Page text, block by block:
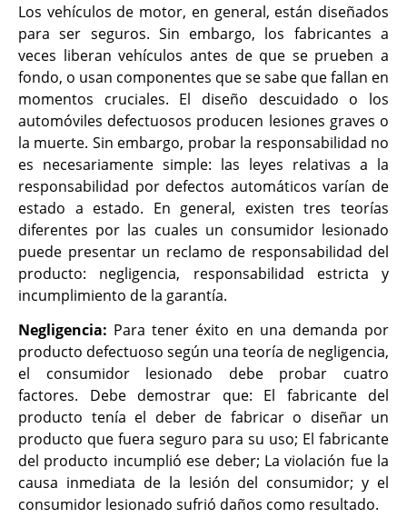
Los vehículos de motor, en general, están diseñados
para ser seguros. Sin embargo, los fabricantes a
veces liberan vehículos antes de que se prueben a
fondo, o usan componentes que se sabe que fallan en
momentos cruciales. El diseño descuidado o los
automóviles defectuosos producen lesiones graves o
la muerte. Sin embargo, probar la responsabilidad no
es necesariamente simple: las leyes relativas a la
responsabilidad por defectos automáticos varían de
estado a estado. En general, existen tres teorías
diferentes por las cuales un consumidor lesionado
puede presentar un reclamo de responsabilidad del
producto: negligencia, responsabilidad estricta y
incumplimiento de la garantía.
Negligencia: Para tener éxito en una demanda por
producto defectuoso según una teoría de negligencia,
el consumidor lesionado debe probar cuatro
factores. Debe demostrar que: El fabricante del
producto tenía el deber de fabricar o diseñar un
producto que fuera seguro para su uso; El fabricante
del producto incumplió ese deber; La violación fue la
causa inmediata de la lesión del consumidor; y el
consumidor lesionado sufrió daños como resultado.